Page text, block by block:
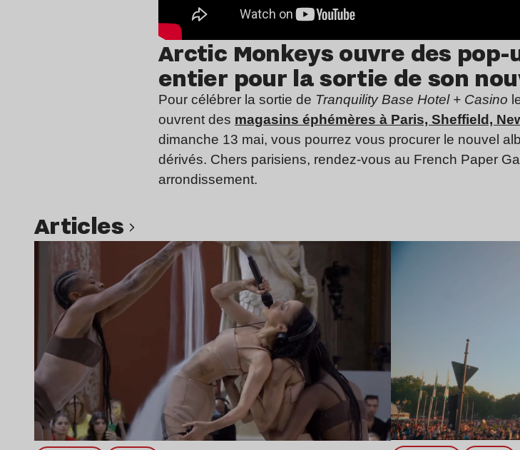
Arctic Monkeys ouvre des
entier pour la sortie de son
Pour célébrer la sortie de Tranquility Base Hotel + Casino
ouvrent des magasins éphémères à Paris, Sheffield,
dimanche 13 mai, vous pourrez vous procurer le nouvel
dérivés. Chers parisiens, rendez-vous au French Paper
arrondissement.
Articles
Lire l’article